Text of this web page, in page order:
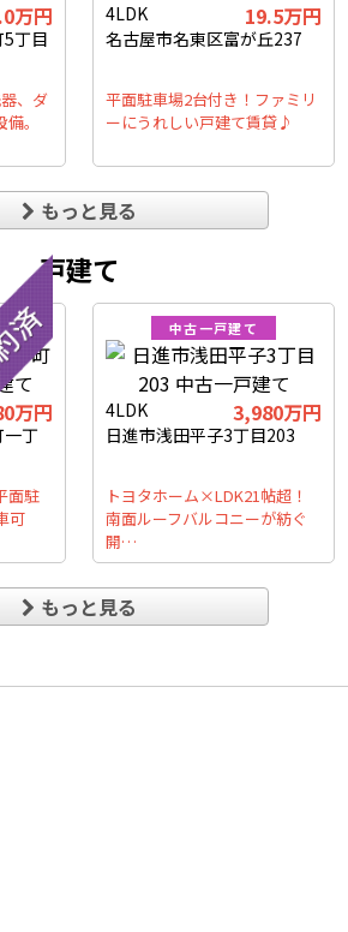
万円
丁目
、ダ
。
4LDK 19.5万円
名古屋市名東区富が丘237
平面駐車場2台付き！ファミリ
ーにうれしい戸建て賃貸♪
もっと見る
戸建て
万円
丁
面駐
可
中古一戸建て
4LDK 3,980万円
日進市浅田平子3丁目203
トヨタホーム×LDK21帖超！
南面ルーフバルコニーが紡ぐ
開…
もっと見る